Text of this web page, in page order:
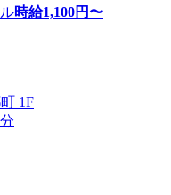
時給1,100円〜
1F